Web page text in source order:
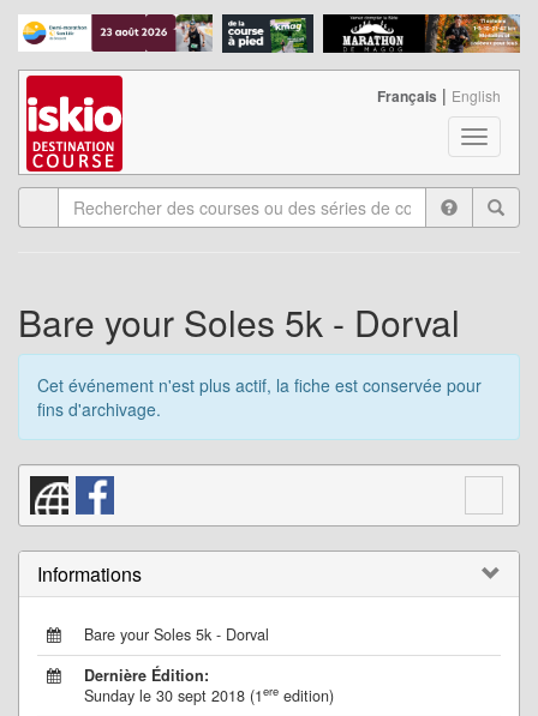
T
o
g
l
i
g
o
Français | English
Bare your Soles 5k - Dorval
Cet événement n'est plus actif, la fiche est conservée pour
fins d'archivage.
Informations
Bare your Soles 5k - Dorval
Dernière Édition:
Sunday le 30 sept 2018 (1ere edition)